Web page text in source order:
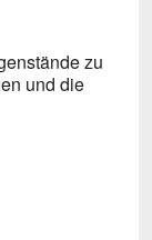
zu
und die